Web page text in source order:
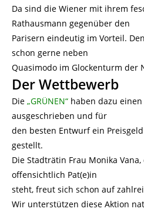
Da sind die Wiener mit ihrem
Rathausmann gegenüber den
Parisern eindeutig im Vorteil.
schon gerne neben
Quasimodo im Glockenturm der
Der Wettbewerb
Die „GRÜNEN“ haben dazu
ausgeschrieben und für
den besten Entwurf ein
gestellt.
Die Stadträtin Frau Monika
offensichtlich Pat(e)in
steht, freut sich schon auf
Wir unterstützen diese Aktion